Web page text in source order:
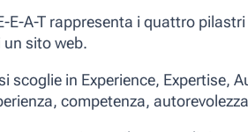
E-A-T rappresenta i quattro
un sito web.
scoglie in Experience, Expertise,
competenza,